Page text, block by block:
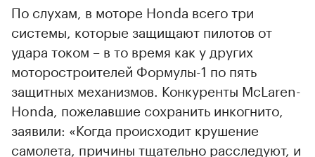
По слухам, в моторе Honda всего три
системы, которые защищают пилотов от
удара током – в то время как у других
моторостроителей Формулы-1 по пять
защитных механизмов. Конкуренты McLaren-
Honda, пожелавшие сохранить инкогнито,
заявили: «Когда происходит крушение
самолета, причины тщательно расследуют, и